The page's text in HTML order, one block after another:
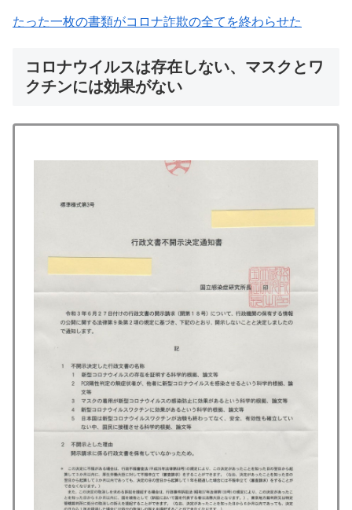
たった一枚の書類がコロナ詐欺の全てを終わらせた
コロナウイルスは存在しない、マスクとワ
クチンには効果がない